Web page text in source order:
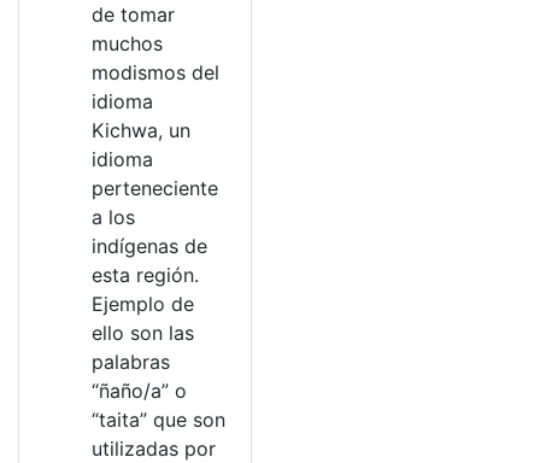
de tomar
muchos
modismos del
idioma
Kichwa, un
idioma
perteneciente
a los
indígenas de
esta región.
Ejemplo de
ello son las
palabras
“ñaño/a” o
“taita” que son
utilizadas por